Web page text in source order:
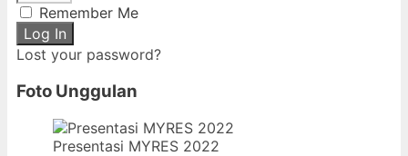
Remember Me
Log In
Lost your password?
Foto Unggulan
Presentasi MYRES 2022